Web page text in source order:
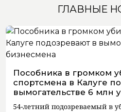
ГЛАВНЫЕ
Пособника в громком
спортсмена в Калуге
вымогательстве 6 млн
54-летний подозреваемый в